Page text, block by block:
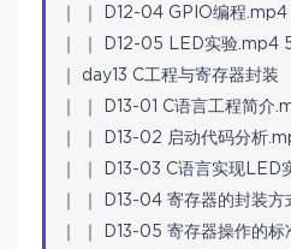
｜ ｜ D12-04 GPIO编程
｜ ｜ D12-05 LED实验.mp4
｜ day13 C工程与寄存器封装
｜ ｜ D13-01 C语言工程简介
｜ ｜ D13-02 启动代码分析
｜ ｜ D13-03 C语言实现LED
｜ ｜ D13-04 寄存器的封装
｜ ｜ D13-05 寄存器操作的